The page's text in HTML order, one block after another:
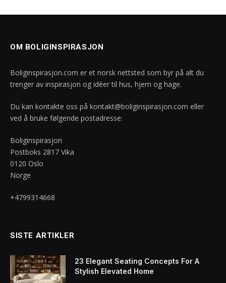
OM BOLIGINSPIRASJON
Boliginspirasjon.com er et norsk nettsted som byr på alt du
trenger av inspirasjon og idéer til hus, hjem og hage.
Du kan kontakte oss på kontakt@boliginspirasjon.com eller
ved å bruke følgende postadresse:
Boliginspirasjon
Postboks 2817 Vika
0120 Oslo
Norge
+4799314668
SISTE ARTIKLER
23 Elegant Seating Concepts For A
Stylish Elevated Home